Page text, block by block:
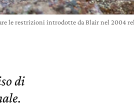
le restrizioni introdotte da Blair nel 2004
di